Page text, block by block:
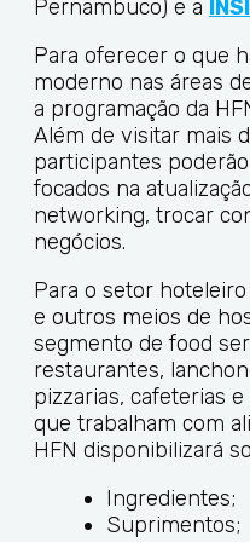
Pernambuco) e a
Para oferecer o que
moderno nas áreas
a programação da
Além de visitar mais
participantes
focados na
networking, trocar
negócios.
Para o setor
e outros meios de
segmento de food
restaurantes,
pizzarias, cafeterias
que trabalham com
HFN disponibilizará
Ingredientes;
Suprimentos;